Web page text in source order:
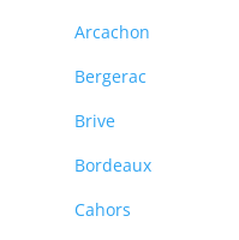
Arcachon
Bergerac
Brive
Bordeaux
Cahors